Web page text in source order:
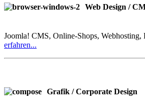
Web Design /
Joomla! CMS, Online-Shops,
erfahren...
Grafik / Corporate Design